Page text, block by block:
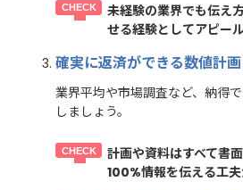
未経験の業界でも伝え
せる経験としてアピー
確実に返済ができる数値計
業界平均や市場調査など、納得
しましょう。
計画や資料はすべて書
100%情報を伝える工夫